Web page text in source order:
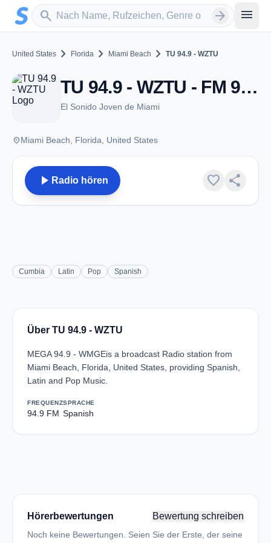
Zum Hauptinhalt springen
search
Sender suchen arrow_forward menu
United States chevron_right Florida chevron_right Miami Beach chevron_right TU 94.9 - WZTU
TU 94.9 - WZTU - FM 94.9 - Miami Beach, FL
El Sonido Joven de Miami
placeMiami Beach, Florida, United States
play_arrow Radio hören favorite share
Cumbia Latin Pop Spanish
Über TU 94.9 - WZTU
MEGA 94.9 - WMGEis a broadcast Radio station from
Miami Beach, Florida, United States, providing Spanish,
Latin and Pop Music.
FREQUENZ
94.9 FM
SPRACHE
Spanish
Hörerbewertungen Bewertung schreiben
Noch keine Bewertungen. Seien Sie der Erste, der seine